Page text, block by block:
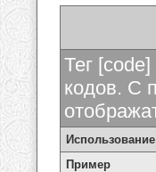
Тег
кодов. С
Использование
Пример